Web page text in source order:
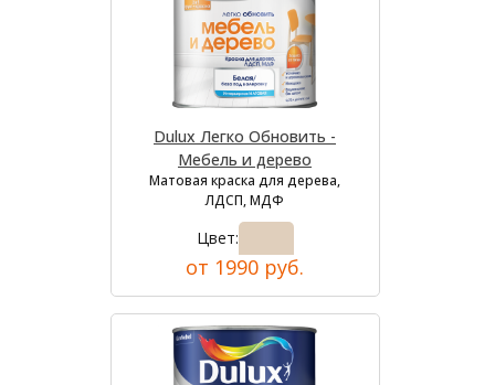
Dulux Легко Обновить -
Мебель и дерево
Матовая краска для дерева,
ЛДСП, МДФ
Цвет:
от 1990 руб.